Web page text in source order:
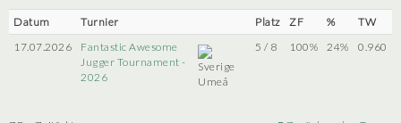
Datum Turnier Platz ZF %
TW
17.07.2026
Fantastic Awesome
Jugger Tournament -
2026
Umeå
5 / 8 100% 24% 0.960